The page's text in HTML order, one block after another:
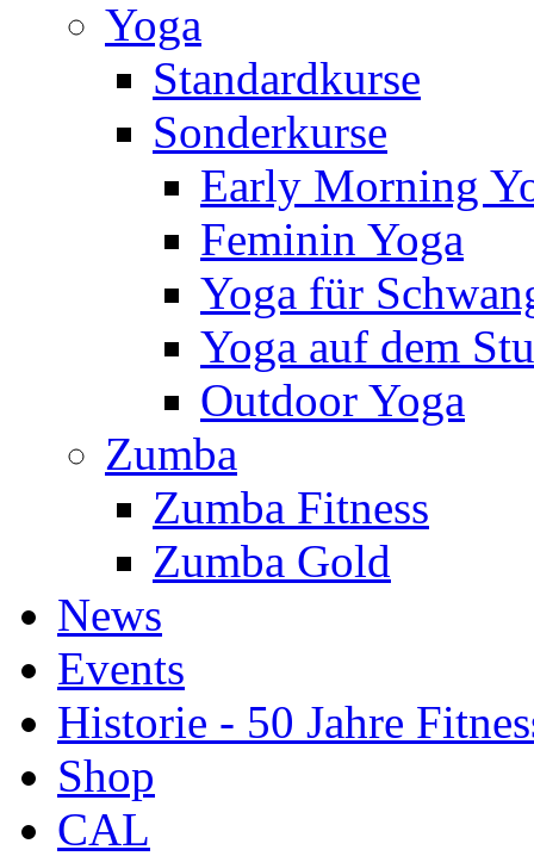
Yoga
Standardkurse
Sonderkurse
Early Morning
Feminin Yoga
Yoga für
Yoga auf dem
Outdoor Yoga
Zumba
Zumba Fitness
Zumba Gold
News
Events
Historie - 50 Jahre
Shop
CAL